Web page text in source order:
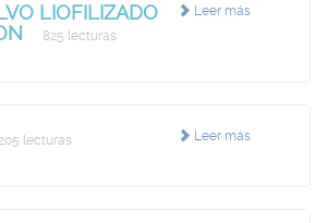
Leer más
LIOFILIZADO
825 lecturas
Leer más
205 lecturas